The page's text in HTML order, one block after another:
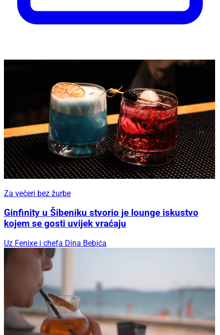
Za večeri bez žurbe
Ginfinity u Šibeniku stvorio je lounge iskustvo
kojem se gosti uvijek vraćaju
Uz Fenixe i chefa Dina Bebića